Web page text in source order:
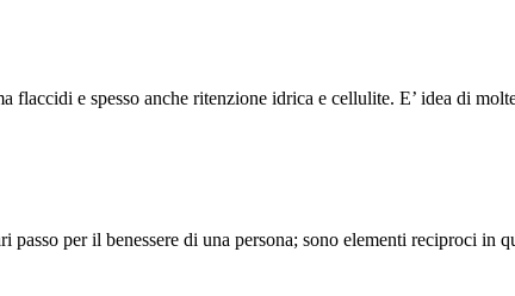
e spesso anche ritenzione idrica e cellulite. E’ idea di
per il benessere di una persona; sono elementi reciproci in